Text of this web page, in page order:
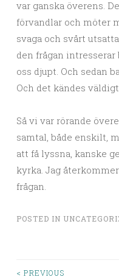
var ganska överens.
förvandlar och möter
svaga och svårt
den frågan intresserar
oss djupt. Och sedan
Och det kändes
Så vi var rörande
samtal, både enskilt,
att få lyssna, kanske
kyrka. Jag
frågan.
POSTED IN
< PREVIOUS